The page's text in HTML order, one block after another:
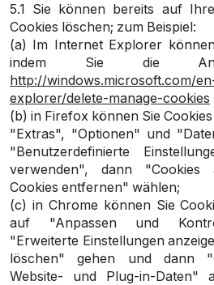
5.1 Sie können bereits auf
Cookies löschen; zum Beispiel:
(a) Im Internet Explorer
indem Sie die
http://windows.microsoft.com/
explorer/delete-manage-cookies
(b) in Firefox können Sie
"Extras", "Optionen" und
"Benutzerdefinierte
verwenden", dann
Cookies entfernen" wählen;
(c) in Chrome können Sie
auf "Anpassen und
"Erweiterte Einstellungen
löschen" gehen und dann
Website- und Plug-in-Daten"